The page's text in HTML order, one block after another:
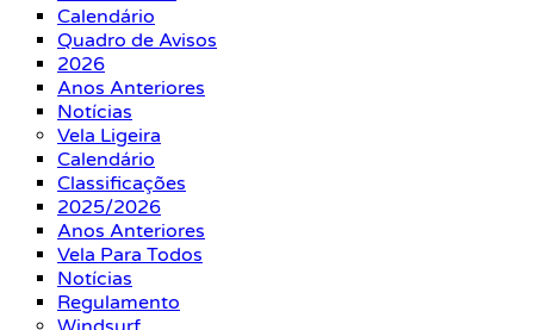
Calendário
Quadro de Avisos
2026
Anos Anteriores
Notícias
Vela Ligeira
Calendário
Classificações
2025/2026
Anos Anteriores
Vela Para Todos
Notícias
Regulamento